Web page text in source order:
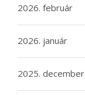
2026. február
2026. január
2025. december